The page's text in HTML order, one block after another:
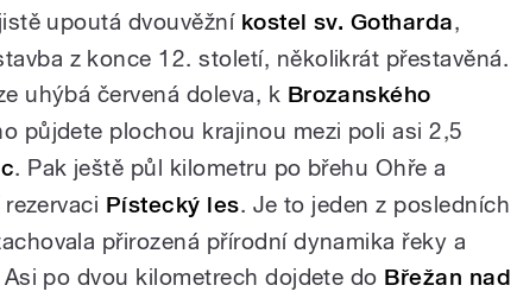
upoutá dvouvěžní kostel sv. Gotharda,
z konce 12. století, několikrát přestavěná.
uhýbá červená doleva, k Brozanského
půjdete plochou krajinou mezi poli asi 2,5
. Pak ještě půl kilometru po břehu Ohře a
Pístecký les. Je to jeden z posledních
přirozená přírodní dynamika řeky a
po dvou kilometrech dojdete do Břežan nad